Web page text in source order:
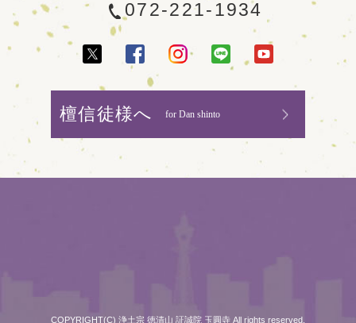
072-221-1934
檀信徒様へ for Dan shinto
COPYRIGHT(C) 浄土宗 徳清山 証誠院 玉圓寺 All rights reserved.